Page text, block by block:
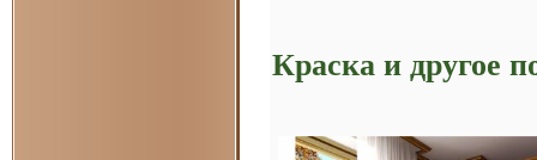
Краска и другое